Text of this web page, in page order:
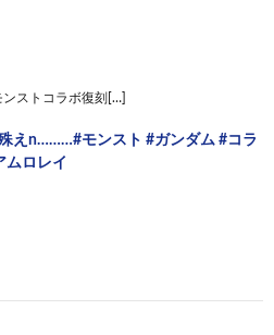
ストコラボ復刻[…]
えn………#モンスト #ガンダム #コラ
ムロレイ